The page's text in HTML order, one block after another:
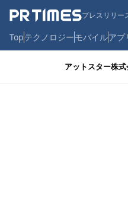
プレスリリー
Topテクノロジーモバイルアプ
アットスター株式